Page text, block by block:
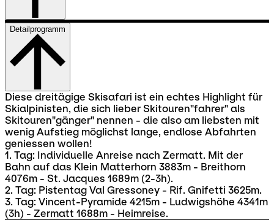
Detailprogramm
Diese dreitägige Skisafari ist ein echtes Highlight für
Skialpinisten, die sich lieber Skitouren"fahrer" als
Skitouren"gänger" nennen - die also am liebsten mit
wenig Aufstieg möglichst lange, endlose Abfahrten
geniessen wollen!
1. Tag: Individuelle Anreise nach Zermatt. Mit der
Bahn auf das Klein Matterhorn 3883m - Breithorn
4076m - St. Jacques 1689m (2-3h).
2. Tag: Pistentag Val Gressoney - Rif. Gnifetti 3625m.
3. Tag: Vincent-Pyramide 4215m - Ludwigshöhe 4341m
(3h) - Zermatt 1688m - Heimreise.